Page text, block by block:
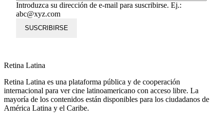
Introduzca su dirección de e-mail para suscribirse. Ej.:
abc@xyz.com
SUSCRIBIRSE
Retina Latina
Retina Latina es una plataforma pública y de cooperación
internacional para ver cine latinoamericano con acceso libre. La
mayoría de los contenidos están disponibles para los ciudadanos de
América Latina y el Caribe.